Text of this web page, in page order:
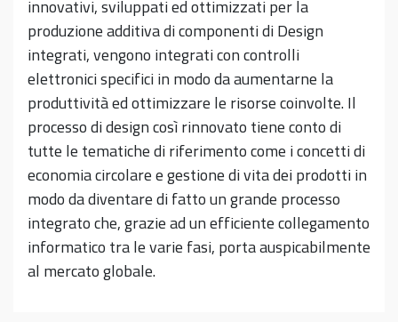
innovativi, sviluppati ed ottimizzati per la
produzione additiva di componenti di Design
integrati, vengono integrati con controlli
elettronici specifici in modo da aumentarne la
produttività ed ottimizzare le risorse coinvolte. Il
processo di design così rinnovato tiene conto di
tutte le tematiche di riferimento come i concetti di
economia circolare e gestione di vita dei prodotti in
modo da diventare di fatto un grande processo
integrato che, grazie ad un efficiente collegamento
informatico tra le varie fasi, porta auspicabilmente
al mercato globale.